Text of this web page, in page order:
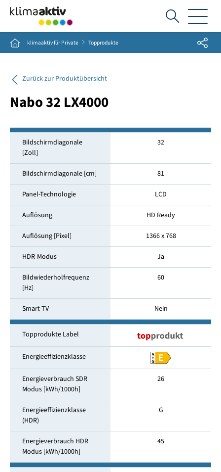
Ich
suche...
Home klimaaktiv für Private Topprodukte Share
Zurück zur Produktübersicht
Nabo 32 LX4000
Bildschirmdiagonale
[Zoll]
32
Bildschirmdiagonale [cm] 81
Panel-Technologie LCD
Auflösung HD Ready
Auflösung [Pixel] 1366 x 768
HDR-Modus Ja
Bildwiederholfrequenz
[Hz]
60
Smart-TV Nein
Topprodukte Label
Energieeffizienzklasse
Energieverbrauch SDR
Modus [kWh/1000h]
26
Energieeffizienzklasse
(HDR)
G
Energieverbrauch HDR
Modus [kWh/1000h]
45